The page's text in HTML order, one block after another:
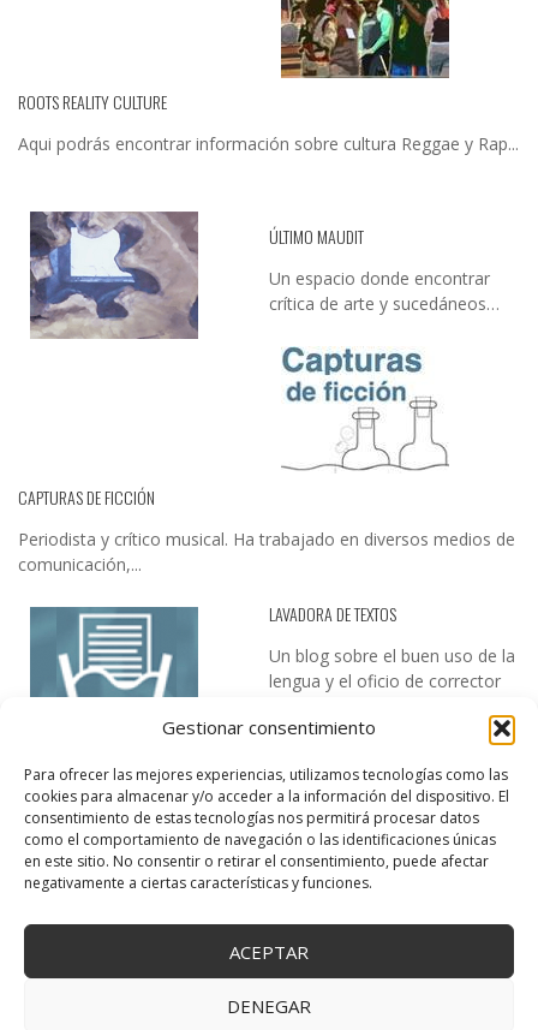
Gestionar consentimiento
Para ofrecer las mejores experiencias, utilizamos tecnologías como las
cookies para almacenar y/o acceder a la información del dispositivo. El
consentimiento de estas tecnologías nos permitirá procesar datos
como el comportamiento de navegación o las identificaciones únicas
en este sitio. No consentir o retirar el consentimiento, puede afectar
negativamente a ciertas características y funciones.
ACEPTAR
DENEGAR
ROOTS REALITY CULTURE
Aqui podrás encontrar información sobre cultura Reggae y Rap...
ÚLTIMO MAUDIT
Un espacio donde encontrar
crítica de arte y sucedáneos…
CAPTURAS DE FICCIÓN
Periodista y crítico musical. Ha trabajado en diversos medios de
comunicación,...
LAVADORA DE TEXTOS
Un blog sobre el buen uso de la
lengua y el oficio de corrector
DESIREE MARTÍN
…la realidad, es que cada día es más complicado realizar esos
temas…